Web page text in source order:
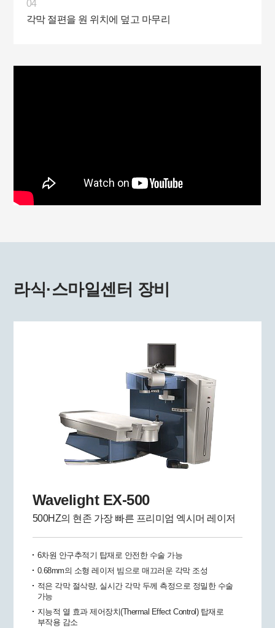
04
각막 절편을 원 위치에 덮고 마무리
라식·스마일센터 장비
Wavelight EX-500
500HZ의 현존 가장 빠른 프리미엄 엑시머 레이저
6차원 안구추적기 탑재로 안전한 수술 가능
0.68mm의 소형 레이저 빔으로 매끄러운 각막 조성
적은 각막 절삭량, 실시간 각막 두께 측정으로 정밀한 수술
가능
지능적 열 효과 제어장치(Thermal Effect Control) 탑재로
부작용 감소